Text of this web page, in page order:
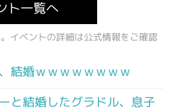
ト一覧へ
イベントの詳細は公式情報をご確認
結婚ｗｗｗｗｗｗｗｗ
と結婚したグラドル、息子